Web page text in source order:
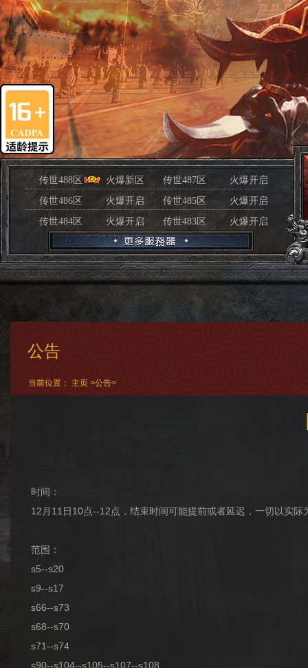
传世488区 火爆新区 传世487区
火爆开启
传世486区
火爆开启 传世485区
火爆开启
传世484区
火爆开启 传世483区 火爆开启
公告
当前位置： 主页 >公告>
时间：
12月11日10点--12点，结束时间可能提前或者延迟，一切以实际
范围：
s5--s20
s9--s17
s66--s73
s68--s70
s71--s74
s90--s104--s105--s107--s108